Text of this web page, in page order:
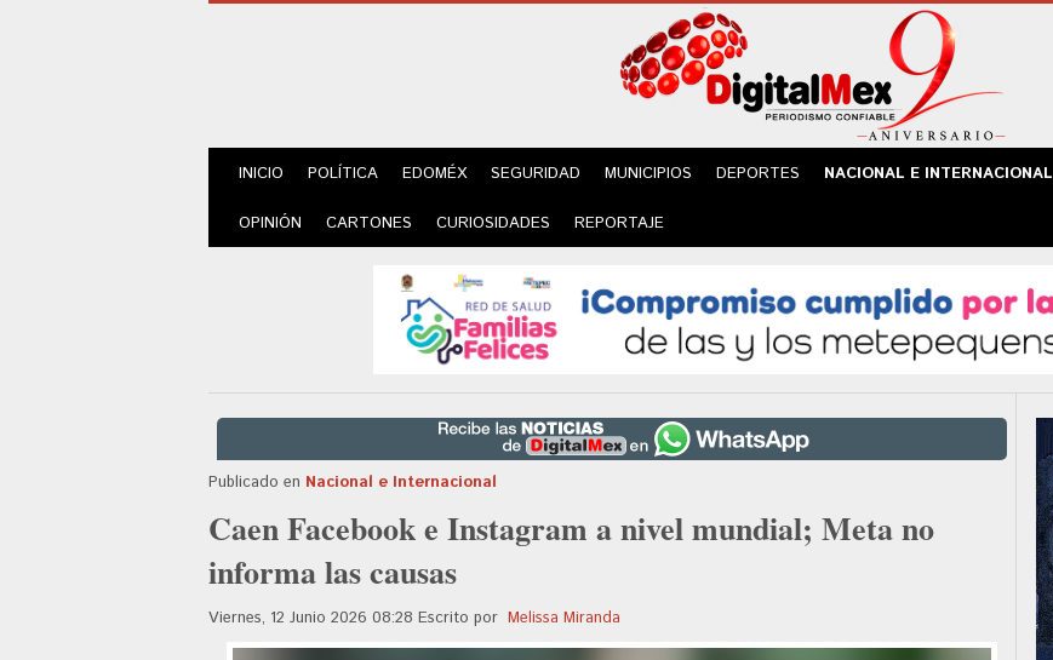
INICIO POLÍTICA EDOMÉX SEGURIDAD MUNICIPIOS DEPORTES NACIONAL E INTERNACIONAL
OPINIÓN CARTONES CURIOSIDADES REPORTAJE
Publicado en Nacional e Internacional
Caen Facebook e Instagram a nivel mundial; Meta no
informa las causas
Viernes, 12 Junio 2026 08:28 Escrito por Melissa Miranda